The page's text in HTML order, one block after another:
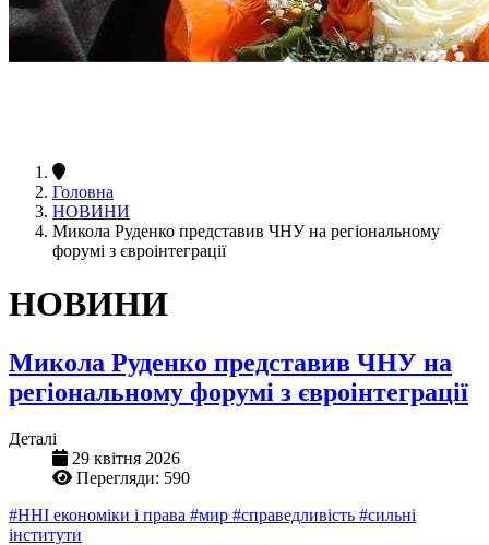
Головна
НОВИНИ
Микола Руденко представив ЧНУ на регіональному
форумі з євроінтеграції
НОВИНИ
Микола Руденко представив ЧНУ на
регіональному форумі з євроінтеграції
Деталі
29 квітня 2026
Перегляди: 590
#ННІ економіки і права #мир #справедливість #сильні
інститути